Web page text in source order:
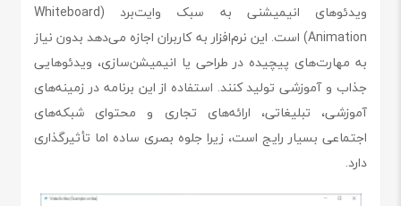
ویدئوهای انیمیشنی به سبک وایت‌برد (Whiteboard
Animation) است. این نرم‌افزار به کاربران اجازه می‌دهد بدون نیاز
به مهارت‌های پیچیده در طراحی یا انیمیشن‌سازی، ویدئوهایی
جذاب و آموزشی تولید کنند. استفاده از این برنامه در زمینه‌های
آموزشی، تبلیغاتی، ارائه‌های تجاری و محتوای شبکه‌های
اجتماعی بسیار رایج است، زیرا جلوه بصری ساده اما تأثیرگذاری
دارد.